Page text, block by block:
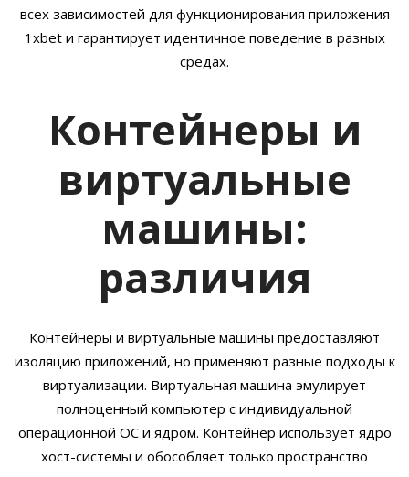
всех зависимостей для функционирования приложения
1xbet и гарантирует идентичное поведение в разных
средах.
Контейнеры и
виртуальные
машины:
различия
Контейнеры и виртуальные машины предоставляют
изоляцию приложений, но применяют разные подходы к
виртуализации. Виртуальная машина эмулирует
полноценный компьютер с индивидуальной
операционной ОС и ядром. Контейнер использует ядро
хост-системы и обособляет только пространство